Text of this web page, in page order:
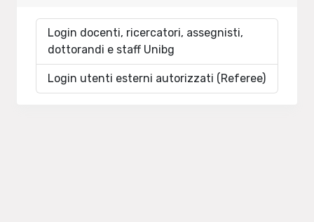
Login docenti, ricercatori, assegnisti,
dottorandi e staff Unibg
Login utenti esterni autorizzati (Referee)